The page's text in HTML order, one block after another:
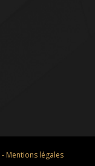
- Mentions légales